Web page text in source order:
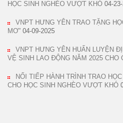
HỌC SINH NGHÈO VƯỢT KHÓ 04-
VNPT HƯNG YÊN TRAO TẶNG
MƠ” 04-09-2025
VNPT HƯNG YÊN HUẤN LUYỆN
VỆ SINH LAO ĐỘNG NĂM 2025 CHO
NỐI TIẾP HÀNH TRÌNH TRAO
CHO HỌC SINH NGHÈO VƯỢT KHÓ